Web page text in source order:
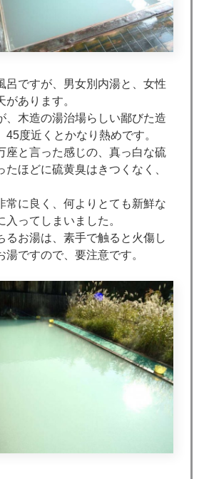
呂ですが、男女別内湯と、女性
があります。
、木造の湯治場らしい鄙びた造
45度近くとかなり熱めです。
座と言った感じの、真っ白な硫
たほどに硫黄臭はきつくなく、
常に良く、何よりとても新鮮な
ってしまいました。
るお湯は、素手で触ると火傷し
湯ですので、要注意です。